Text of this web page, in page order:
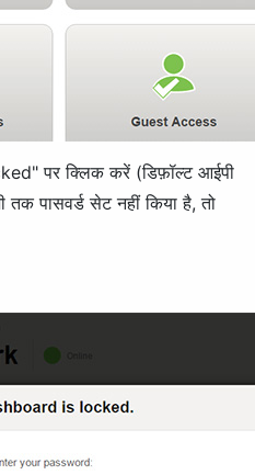
" पर क्लिक करें (डिफ़ॉल्ट आईपी
पासवर्ड सेट नहीं किया है, तो